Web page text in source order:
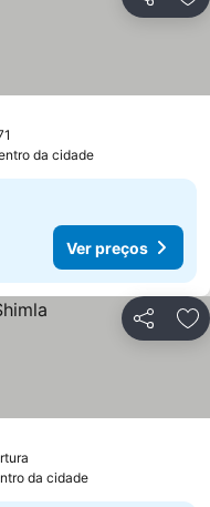
Partilhar
da cidade
Ver preços
Partilhar
da cidade